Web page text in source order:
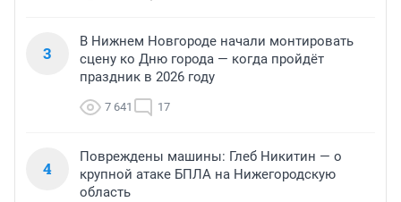
3
В Нижнем Новгороде начали монтировать
сцену ко Дню города — когда пройдёт
праздник в 2026 году
7 641 17
4
Повреждены машины: Глеб Никитин — о
крупной атаке БПЛА на Нижегородскую
область